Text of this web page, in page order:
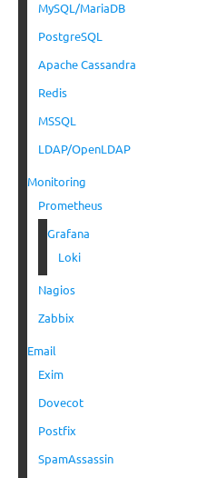
MySQL/MariaDB
PostgreSQL
Apache Cassandra
Redis
MSSQL
LDAP/OpenLDAP
Monitoring
Prometheus
Grafana
Loki
Nagios
Zabbix
Email
Exim
Dovecot
Postfix
SpamAssassin